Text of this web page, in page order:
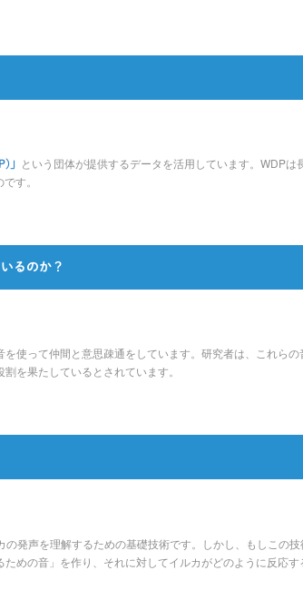
」
という団体が提供するデータを活用しています。WDP
す。
るのか？
を使って仲間と意思疎通をしています。研究者は、これら
を果たしているとされています。
発声を理解するための基礎技術です。しかし、もしこの技
めの音」を作り、それに対してイルカがどのように反応す